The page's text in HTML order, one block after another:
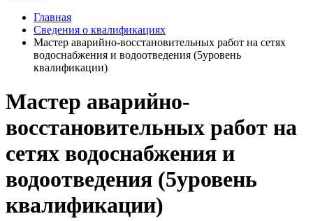
Главная
Сведения о квалификациях
Мастер аварийно-восстановительных работ на сетях
водоснабжения и водоотведения (5уровень
квалификации)
Мастер аварийно-
восстановительных работ на
сетях водоснабжения и
водоотведения (5уровень
квалификации)